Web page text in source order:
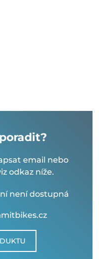
email nebo
odkaz níže.
není dostupná